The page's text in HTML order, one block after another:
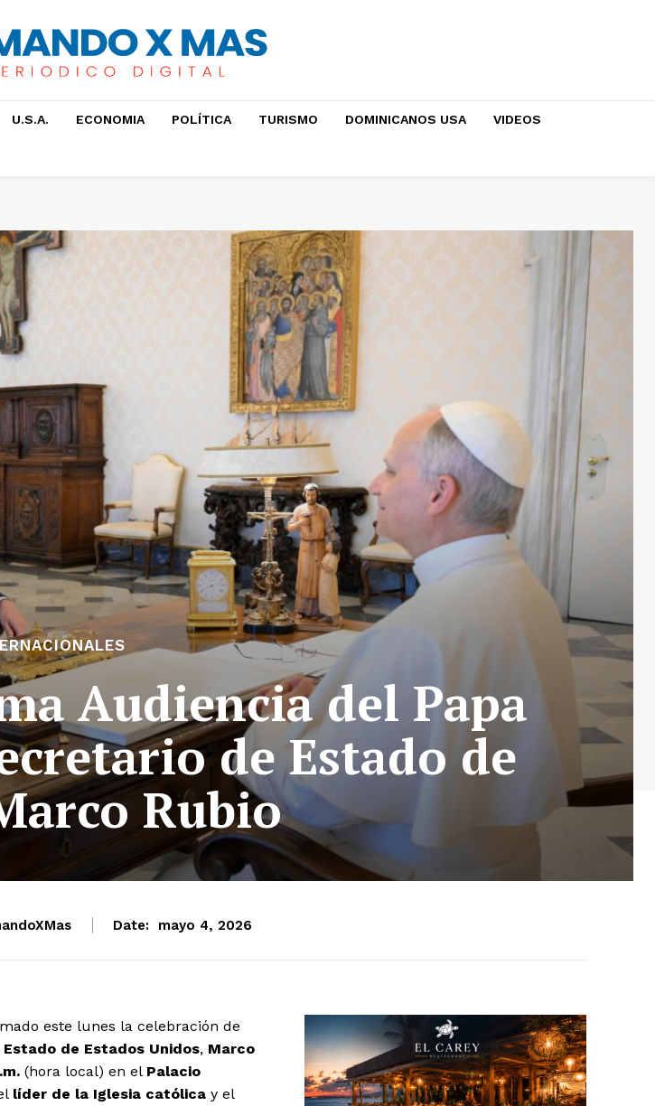
U.S.A. ECONOMIA POLÍTICA TURISMO DOMINICANOS USA VIDEOS
Audiencia del Papa
de Estado de
Rubio
Date: mayo 4, 2026
este lunes la celebración de
de Estados Unidos, Marco
(hora local) en el Palacio
líder de la Iglesia católica y el